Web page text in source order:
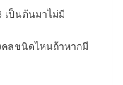
เป็นต้นมาไม่มี
คลชนิดไหนถ้าหากมี